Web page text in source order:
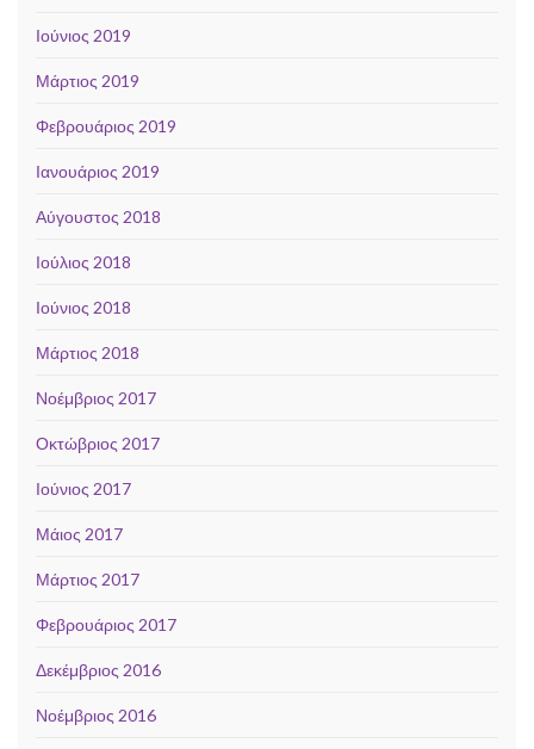
Ιούνιος 2019
Μάρτιος 2019
Φεβρουάριος 2019
Ιανουάριος 2019
Αύγουστος 2018
Ιούλιος 2018
Ιούνιος 2018
Μάρτιος 2018
Νοέμβριος 2017
Οκτώβριος 2017
Ιούνιος 2017
Μάιος 2017
Μάρτιος 2017
Φεβρουάριος 2017
Δεκέμβριος 2016
Νοέμβριος 2016